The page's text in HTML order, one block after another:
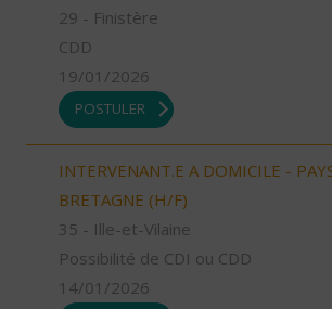
29 - Finistère
CDD
19/01/2026
POSTULER
INTERVENANT.E A DOMICILE -
BRETAGNE (H/F)
35 - Ille-et-Vilaine
Possibilité de CDI ou CDD
14/01/2026